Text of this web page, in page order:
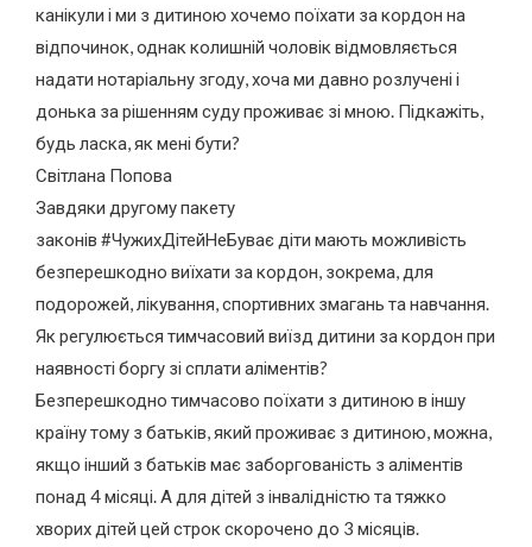
канікули і ми з дитиною хочемо поїхати за кордон на
відпочинок, однак колишній чоловік відмовляється
надати нотаріальну згоду, хоча ми давно розлучені і
донька за рішенням суду проживає зі мною. Підкажіть,
будь ласка, як мені бути?
Світлана Попова
Завдяки другому пакету
законів #ЧужихДітейНеБуває діти мають можливість
безперешкодно виїхати за кордон, зокрема, для
подорожей, лікування, спортивних змагань та навчання.
Як регулюється тимчасовий виїзд дитини за кордон при
наявності боргу зі сплати аліментів?
Безперешкодно тимчасово поїхати з дитиною в іншу
країну тому з батьків, який проживає з дитиною, можна,
якщо інший з батьків має заборгованість з аліментів
понад 4 місяці. А для дітей з інвалідністю та тяжко
хворих дітей цей строк скорочено до 3 місяців.